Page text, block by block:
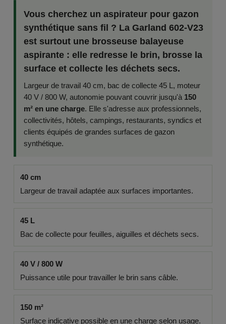
Vous cherchez un aspirateur pour gazon
synthétique sans fil ? La Garland 602-V23
est surtout une brosseuse balayeuse
aspirante : elle redresse le brin, brosse la
surface et collecte les déchets secs.
Largeur de travail 40 cm, bac de collecte 45 L, moteur
40 V / 800 W, autonomie pouvant couvrir jusqu'à 150
m² en une charge. Elle s'adresse aux professionnels,
collectivités, hôtels, campings, restaurants, syndics et
clients équipés de grandes surfaces de gazon
synthétique.
40 cm
Largeur de travail adaptée aux surfaces importantes.
45 L
Bac de collecte pour feuilles, aiguilles et déchets secs.
40 V / 800 W
Puissance utile pour travailler le brin sans câble.
150 m²
Surface indicative possible en une charge selon usage.